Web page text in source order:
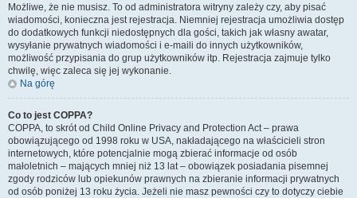
Możliwe, że nie musisz. To od administratora witryny zależy czy, aby pisać
wiadomości, konieczna jest rejestracja. Niemniej rejestracja umożliwia dostęp
do dodatkowych funkcji niedostępnych dla gości, takich jak własny awatar,
wysyłanie prywatnych wiadomości i e-maili do innych użytkowników,
możliwość przypisania do grup użytkowników itp. Rejestracja zajmuje tylko
chwilę, więc zaleca się jej wykonanie.
Na górę
Co to jest COPPA?
COPPA, to skrót od Child Online Privacy and Protection Act – prawa
obowiązującego od 1998 roku w USA, nakładającego na właścicieli stron
internetowych, które potencjalnie mogą zbierać informacje od osób
małoletnich – mających mniej niż 13 lat – obowiązek posiadania pisemnej
zgody rodziców lub opiekunów prawnych na zbieranie informacji prywatnych
od osób poniżej 13 roku życia. Jeżeli nie masz pewności czy to dotyczy ciebie